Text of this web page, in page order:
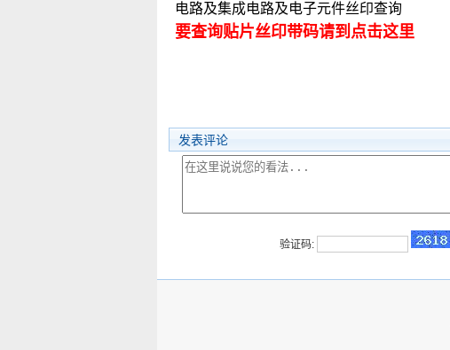
电路及集成电路及电子元件丝印查询
要查询贴片丝印带码请到点击这里
发表评论
验证码: